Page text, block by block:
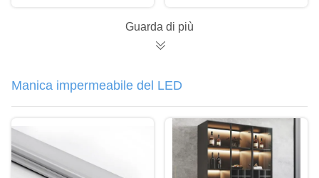
Guarda di più
Manica impermeabile del LED